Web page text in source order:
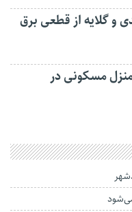
و گلایه از قطعی برق
منزل مسکونی در